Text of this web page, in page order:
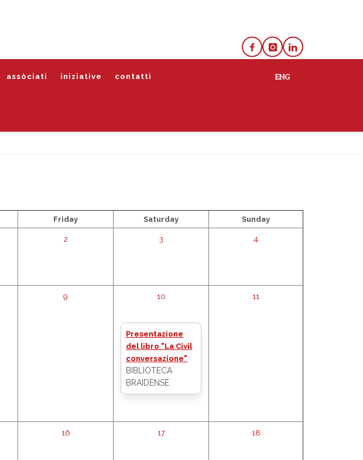
assòciati iniziative contatti
Friday Saturday Sunday
2 3 4
9 10
Presentazione
del libro "La Civil
conversazione"
BIBLIOTECA
BRAIDENSE
11
16 17 18